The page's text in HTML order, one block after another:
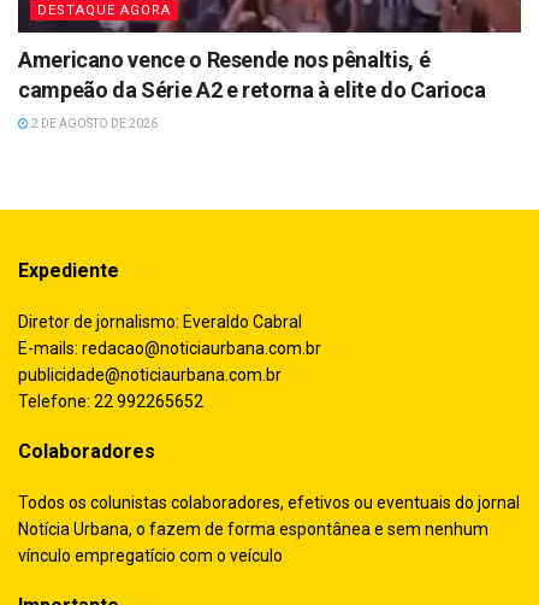
DESTAQUE AGORA
Americano vence o Resende nos pênaltis, é
campeão da Série A2 e retorna à elite do Carioca
2 DE AGOSTO DE 2026
Expediente
Diretor de jornalismo: Everaldo Cabral
E-mails: redacao@noticiaurbana.com.br
publicidade@noticiaurbana.com.br
Telefone: 22 992265652
Colaboradores
Todos os colunistas colaboradores, efetivos ou eventuais do jornal
Notícia Urbana, o fazem de forma espontânea e sem nenhum
vínculo empregatício com o veículo